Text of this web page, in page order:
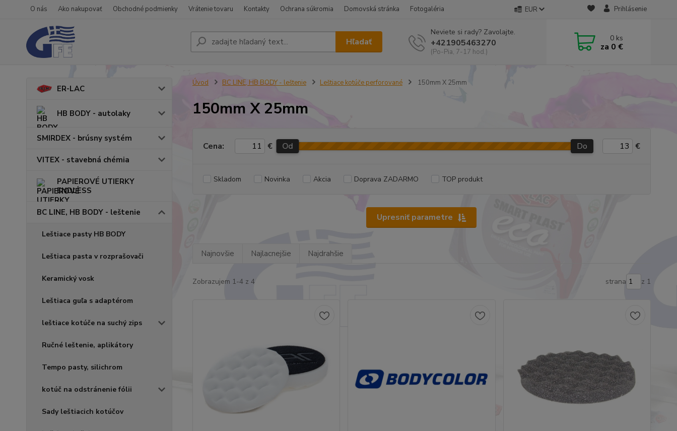
O nás Ako nakupovať Obchodné podmienky Vrátenie tovaru Kontakty Ochrana súkromia Domovská stránka Fotogaléria EUR Prihlásenie
Hľadať
Neviete si rady? Zavolajte.
+421905463270
(Po-Pia, 7-17 hod.)
0 ks
za 0 €
ER-LAC
HB BODY - autolaky
SMIRDEX - brúsny systém
VITEX - stavebná chémia
PAPIEROVÉ UTIERKY
ENDLESS
BC LINE, HB BODY - leštenie
Leštiace pasty HB BODY
Leštiaca pasta v rozprašovači
Keramický vosk
Leštiaca guľa s adaptérom
leštiace kotúče na suchý zips
Ručné leštenie, aplikátory
Tempo pasty, silichrom
kotúč na odstránenie fólii
Sady leštiacich kotúčov
Úvod BC LINE, HB BODY - leštenie Leštiace kotúče perforované 150mm X 25mm
150mm X 25mm
Upresniť parametre
Cena: € Od Do €
Skladom Novinka Akcia Doprava ZADARMO TOP produkt
Najnovšie Najlacnejšie Najdrahšie
Zobrazujem 1-4 z 4 strana z 1